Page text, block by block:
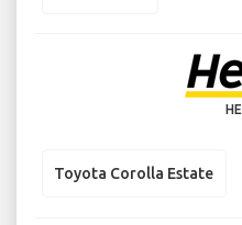
Toyota Corolla Estate